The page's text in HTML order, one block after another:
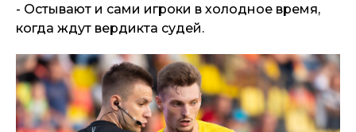
- Остывают и сами игроки в холодное время,
когда ждут вердикта судей.